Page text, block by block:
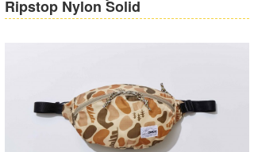
Ripstop Nylon Solid